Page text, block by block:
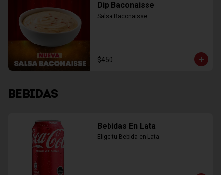
Dip Baconaisse
Salsa Baconaisse
$450
BEBIDAS
Bebidas En Lata
Elige tu Bebida en Lata